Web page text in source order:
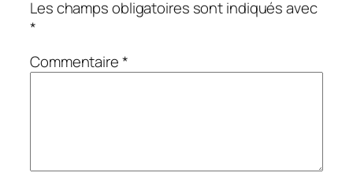
Les champs obligatoires sont indiqués avec
*
Commentaire*